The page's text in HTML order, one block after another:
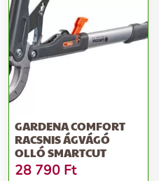
GARDENA COMFORT
RACSNIS ÁGVÁGÓ
OLLÓ SMARTCUT
28 790 Ft